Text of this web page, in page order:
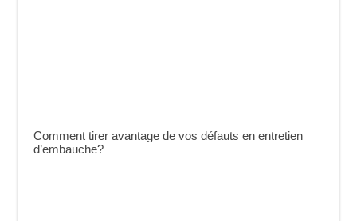
Comment tirer avantage de vos défauts en entretien
d’embauche?